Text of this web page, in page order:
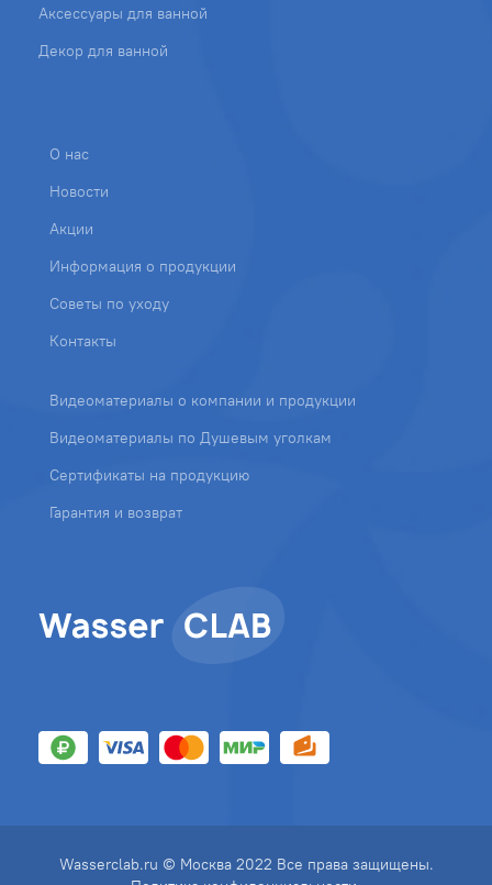
О нас
Новости
Акции
Информация о продукции
Советы по уходу
Контакты
Видеоматериалы о компании и продукции
Видеоматериалы по Душевым уголкам
Сертификаты на продукцию
Гарантия и возврат
Аксессуары для ванной
Декор для ванной
Wasserclab.ru © Москва 2022 Все права защищены.